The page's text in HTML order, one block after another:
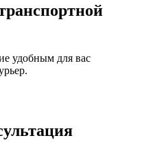
удобным для вас